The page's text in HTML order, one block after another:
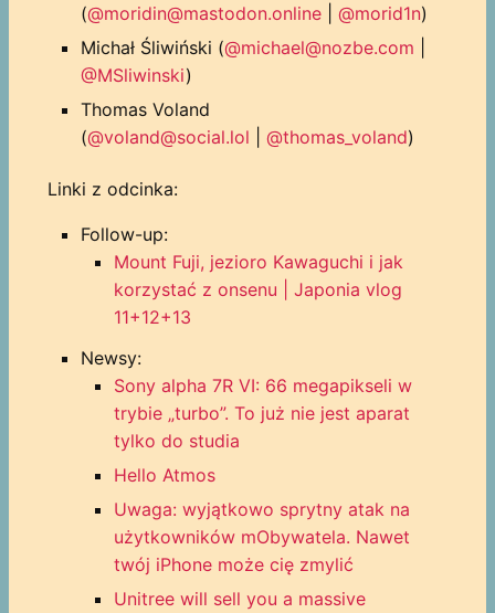
(@moridin@mastodon.online| @morid1n)
Michał Śliwiński (@michael@nozbe.com
@MSliwinski)
Thomas Voland
(@voland@social.lol @thomas_voland)
Linki z odcinka:
Follow-up:
Mount Fuji, jezioro Kawaguchi i jak
korzystać z onsenu | Japonia vlog
11+12+13
Newsy:
Sony alpha 7R VI: 66 megapikseli w
trybie „turbo”. To już nie jest aparat
tylko do studia
Hello Atmos
Uwaga: wyjątkowo sprytny atak na
użytkowników mObywatela. Nawet
twój iPhone może cię zmylić
Unitree will sell you a massive